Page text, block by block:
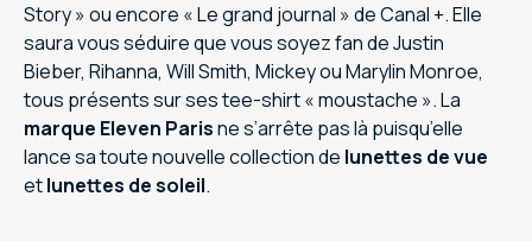
Story » ou encore « Le grand journal » de Canal +. Elle
saura vous séduire que vous soyez fan de Justin
Bieber, Rihanna, Will Smith, Mickey ou Marylin Monroe,
tous présents sur ses tee-shirt « moustache ». La
marque Eleven Parisne s’arrête pas là puisqu’elle
lance sa toute nouvelle collection de lunettes de vue
etlunettes de soleil.